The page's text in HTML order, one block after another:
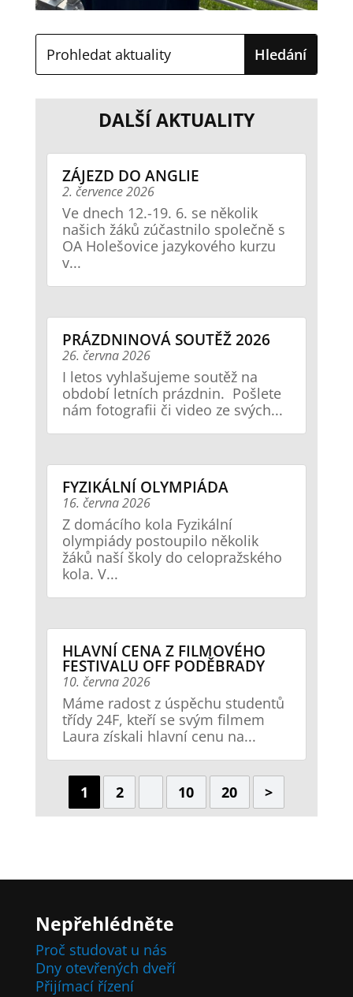
DALŠÍ AKTUALITY
ZÁJEZD DO ANGLIE
2. července 2026
Ve dnech 12.-19. 6. se několik
našich žáků zúčastnilo společně s
OA Holešovice jazykového kurzu
v...
PRÁZDNINOVÁ SOUTĚŽ 2026
26. června 2026
I letos vyhlašujeme soutěž na
období letních prázdnin. Pošlete
nám fotografii či video ze svých...
FYZIKÁLNÍ OLYMPIÁDA
16. června 2026
Z domácího kola Fyzikální
olympiády postoupilo několik
žáků naší školy do celopražského
kola. V...
HLAVNÍ CENA Z FILMOVÉHO
FESTIVALU OFF PODĚBRADY
10. června 2026
Máme radost z úspěchu studentů
třídy 24F, kteří se svým filmem
Laura získali hlavní cenu na...
1 2 10 20 >
Nepřehlédněte
Proč studovat u nás
Dny otevřených dveří
Přijímací řízení